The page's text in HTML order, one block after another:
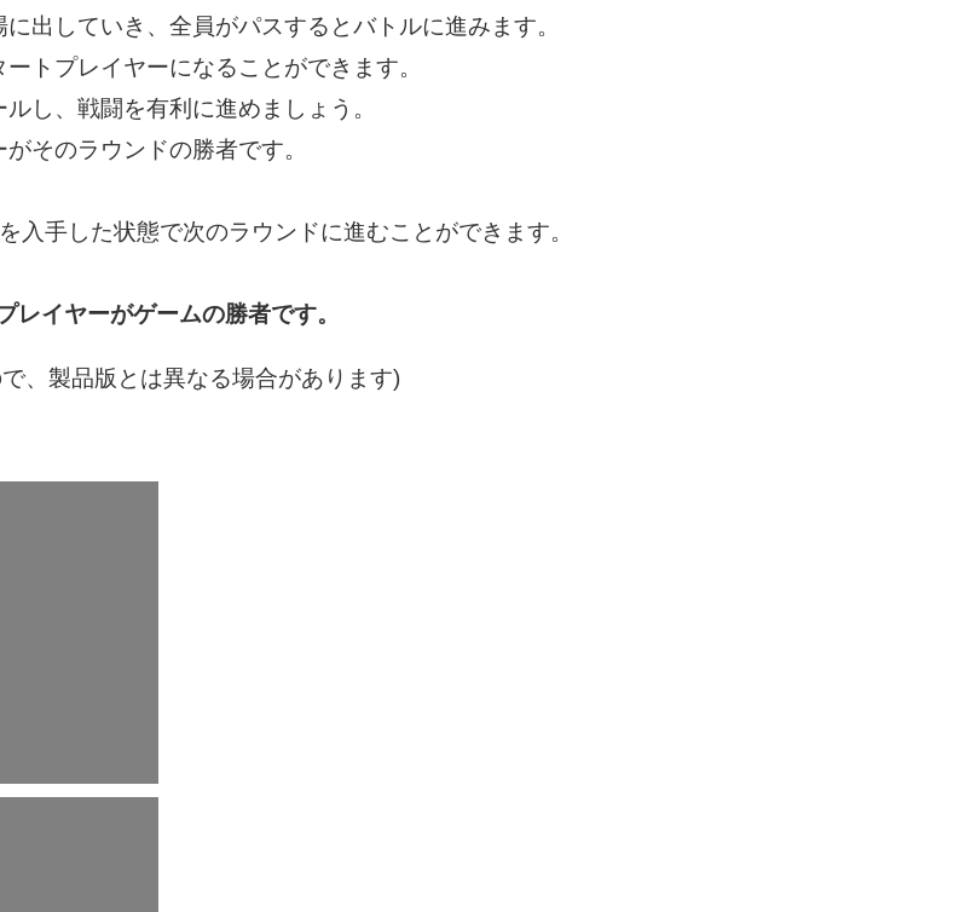
出していき、全員がパスするとバトルに進みます。
トプレイヤーになることができます。
し、戦闘を有利に進めましょう。
そのラウンドの勝者です。
入手した状態で次のラウンドに進むことができます。
イヤーがゲームの勝者です。
、製品版とは異なる場合があります)